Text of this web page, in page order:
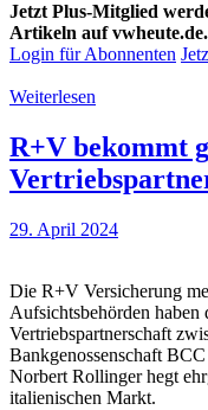
Jetzt Plus-Mitglied
Artikeln auf vwheute.de.
Login für Abonnenten
Weiterlesen
R+V bekommt
29. April 2024
Die R+V Versicherung
Aufsichtsbehörden haben
Vertriebspartnerschaft
Bankgenossenschaft
Norbert Rollinger hegt
italienischen Markt.